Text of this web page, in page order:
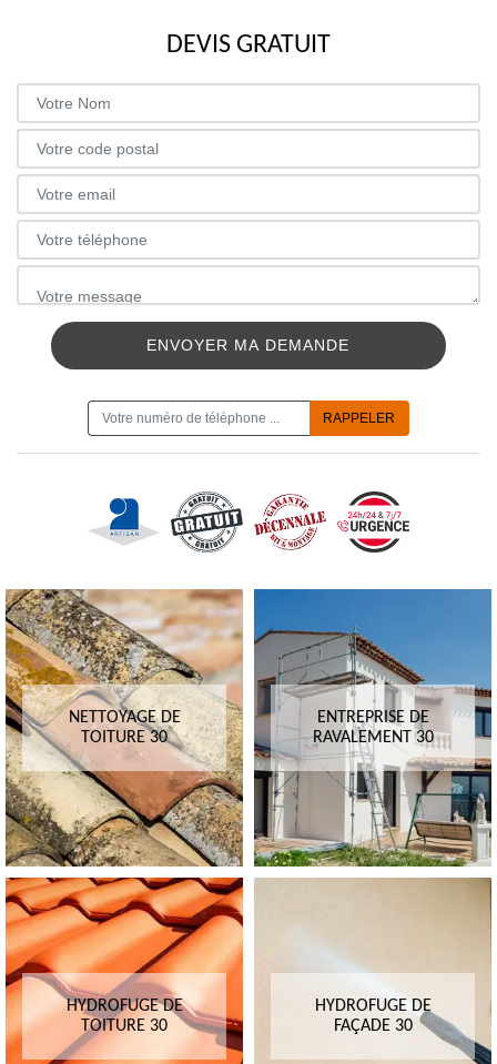
DEVIS GRATUIT
NETTOYAGE DE
TOITURE 30
ENTREPRISE DE
RAVALEMENT 30
HYDROFUGE DE
TOITURE 30
HYDROFUGE DE
FAÇADE 30